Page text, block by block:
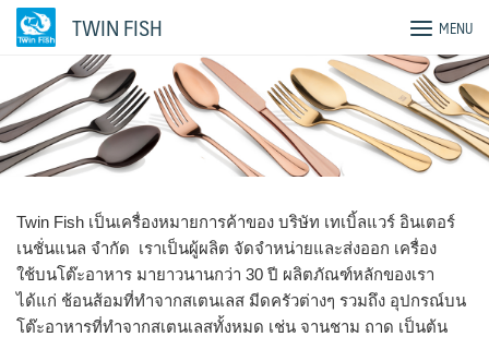
Skip
TWIN FISH MENU
Twin Fish เป็นเครื่องหมายการค้าของ บริษัท เทเบิ้ลแวร์ อินเตอร์
เนชั่นแนล จำกัด เราเป็นผู้ผลิต จัดจำหน่ายและส่งออก เครื่อง
ใช้บนโต๊ะอาหาร มายาวนานกว่า 30 ปี ผลิตภัณฑ์หลักของเรา
ได้แก่ ช้อนส้อมที่ทำจากสเตนเลส มีดครัวต่างๆ รวมถึง อุปกรณ์บน
โต๊ะอาหารที่ทำจากสเตนเลสทั้งหมด เช่น จานชาม ถาด เป็นต้น